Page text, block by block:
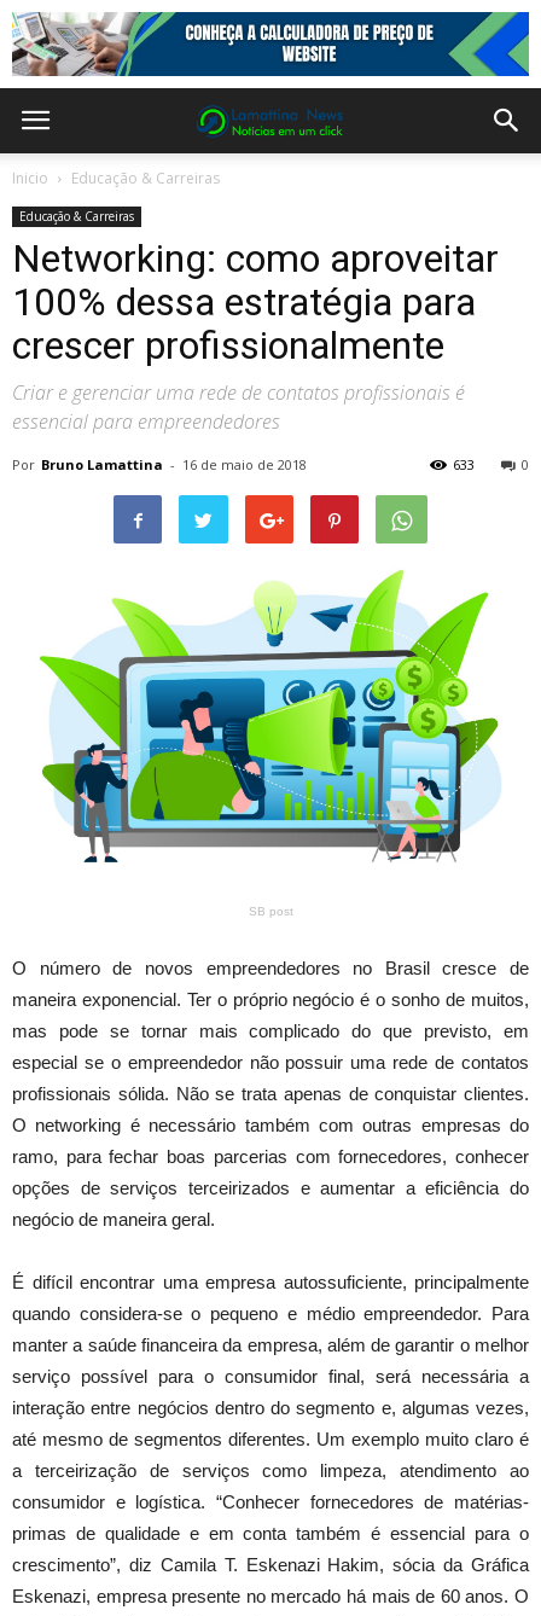
Inicio Educação & Carreiras
Educação & Carreiras
Networking: como aproveitar
100% dessa estratégia para
crescer profissionalmente
Criar e gerenciar uma rede de contatos profissionais é
essencial para empreendedores
Por Bruno Lamattina - 16 de maio de 2018 0
633
SB post
O número de novos empreendedores no Brasil cresce de
maneira exponencial. Ter o próprio negócio é o sonho de muitos,
mas pode se tornar mais complicado do que previsto, em
especial se o empreendedor não possuir uma rede de contatos
profissionais sólida. Não se trata apenas de conquistar clientes.
O networking é necessário também com outras empresas do
ramo, para fechar boas parcerias com fornecedores, conhecer
opções de serviços terceirizados e aumentar a eficiência do
negócio de maneira geral.
É difícil encontrar uma empresa autossuficiente, principalmente
quando considera-se o pequeno e médio empreendedor. Para
manter a saúde financeira da empresa, além de garantir o melhor
serviço possível para o consumidor final, será necessária a
interação entre negócios dentro do segmento e, algumas vezes,
até mesmo de segmentos diferentes. Um exemplo muito claro é
a terceirização de serviços como limpeza, atendimento ao
consumidor e logística. “Conhecer fornecedores de matérias-
primas de qualidade e em conta também é essencial para o
crescimento”, diz Camila T. Eskenazi Hakim, sócia da Gráfica
Eskenazi, empresa presente no mercado há mais de 60 anos. O